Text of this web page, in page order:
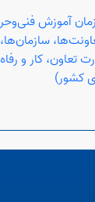
آموزش
تعاون، کار و
کشور)